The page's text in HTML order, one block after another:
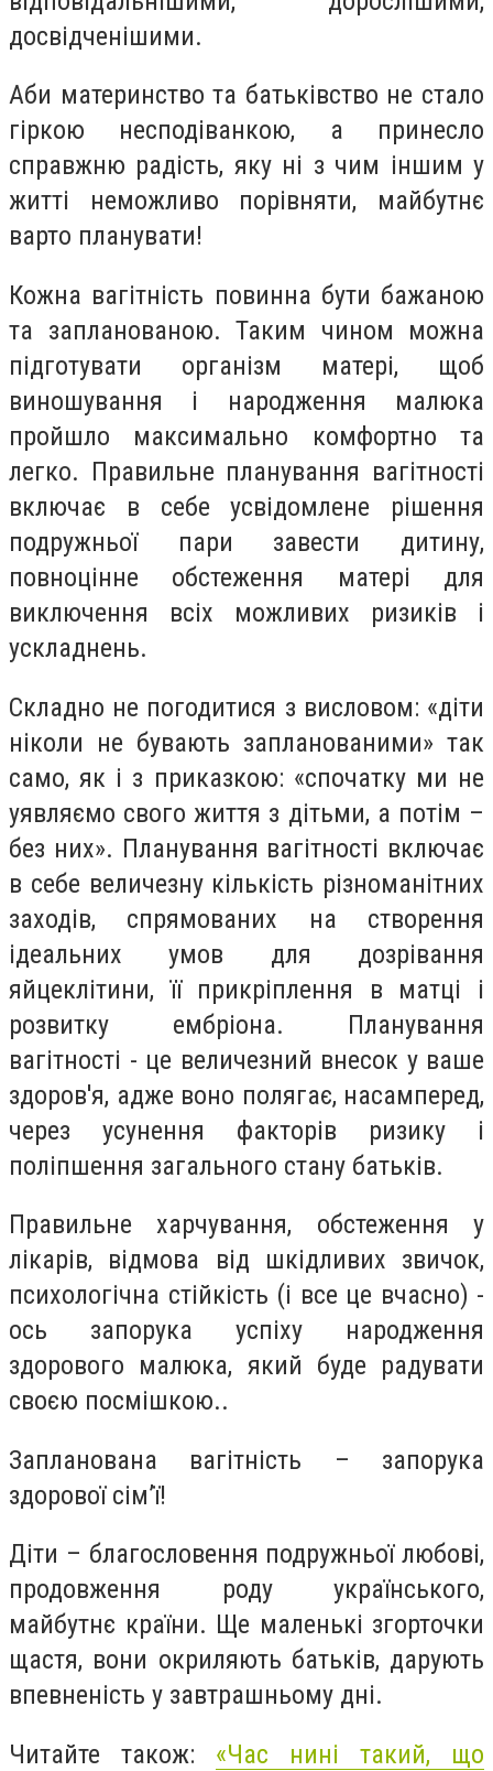
досвідченішими.
Аби материнство та батьківство не стало
гіркою несподіванкою, а принесло
справжню радість, яку ні з чим іншим у
житті неможливо порівняти, майбутнє
варто планувати!
Кожна вагітність повинна бути бажаною
та запланованою. Таким чином можна
підготувати організм матері, щоб
виношування і народження малюка
пройшло максимально комфортно та
легко. Правильне планування вагітності
включає в себе усвідомлене рішення
подружньої пари завести дитину,
повноцінне обстеження матері для
виключення всіх можливих ризиків і
ускладнень.
Складно не погодитися з висловом: «діти
ніколи не бувають запланованими» так
само, як і з приказкою: «спочатку ми не
уявляємо свого життя з дітьми, а потім –
без них». Планування вагітності включає
в себе величезну кількість різноманітних
заходів, спрямованих на створення
ідеальних умов для дозрівання
яйцеклітини, її прикріплення в матці і
розвитку ембріона. Планування
вагітності - це величезний внесок у ваше
здоров'я, адже воно полягає, насамперед,
через усунення факторів ризику і
поліпшення загального стану батьків.
Правильне харчування, обстеження у
лікарів, відмова від шкідливих звичок,
психологічна стійкість (і все це вчасно) -
ось запорука успіху народження
здорового малюка, який буде радувати
своєю посмішкою..
Запланована вагітність – запорука
здорової сім’ї!
Діти – благословення подружньої любові,
продовження роду українського,
майбутнє країни. Ще маленькі згорточки
щастя, вони окриляють батьків, дарують
впевненість у завтрашньому дні.
Читайте також: «Час нині такий, що